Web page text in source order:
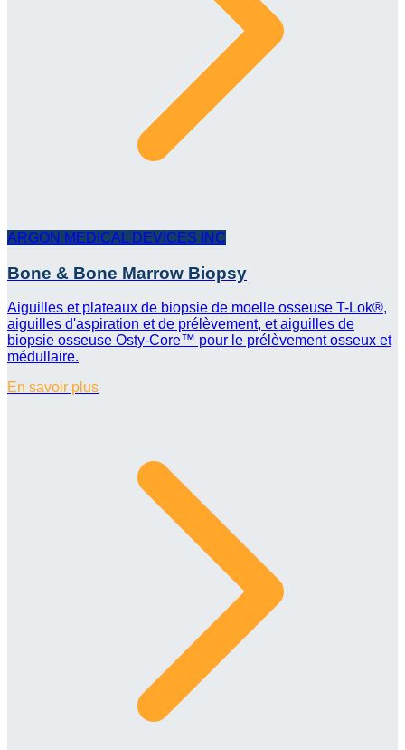
ARGON MEDICAL DEVICES INC
Bone & Bone Marrow Biopsy
Aiguilles et plateaux de biopsie de moelle osseuse T-Lok®,
aiguilles d'aspiration et de prélèvement, et aiguilles de
biopsie osseuse Osty-Core™ pour le prélèvement osseux et
médullaire.
En savoir plus